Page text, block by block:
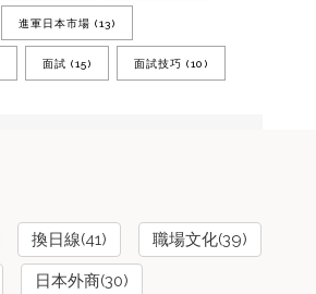
進軍日本市場 (13)
面試 (15) 面試技巧 (10)
換日線(41) 職場文化(39)
日本外商(30)